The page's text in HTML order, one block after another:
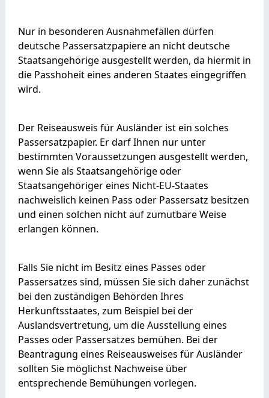
Nur in besonderen Ausnahmefällen dürfen
deutsche Passersatzpapiere an nicht deutsche
Staatsangehörige ausgestellt werden, da hiermit in
die Passhoheit eines anderen Staates eingegriffen
wird.
Der Reiseausweis für Ausländer ist ein solches
Passersatzpapier. Er darf Ihnen nur unter
bestimmten Voraussetzungen ausgestellt werden,
wenn Sie als Staatsangehörige oder
Staatsangehöriger eines Nicht-EU-Staates
nachweislich keinen Pass oder Passersatz besitzen
und einen solchen nicht auf zumutbare Weise
erlangen können.
Falls Sie nicht im Besitz eines Passes oder
Passersatzes sind, müssen Sie sich daher zunächst
bei den zuständigen Behörden Ihres
Herkunftsstaates, zum Beispiel bei der
Auslandsvertretung, um die Ausstellung eines
Passes oder Passersatzes bemühen. Bei der
Beantragung eines Reiseausweises für Ausländer
sollten Sie möglichst Nachweise über
entsprechende Bemühungen vorlegen.